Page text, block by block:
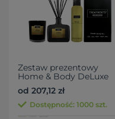
Zestaw prezentowy
Home & Body DeLuxe
TREATMENTS
od 207,12 zł
Dostępność: 1000 szt.